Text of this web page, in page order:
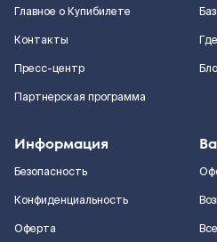
Главное о Купибилете
Контакты
Пресс-центр
Партнерская программа
Информация
Безопасность
Конфиденциальность
Оферта